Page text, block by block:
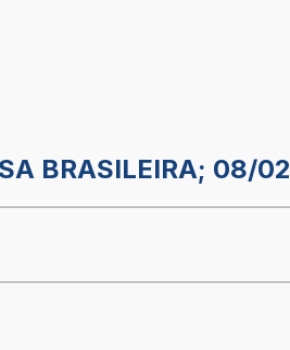
BRASILEIRA; 08/02